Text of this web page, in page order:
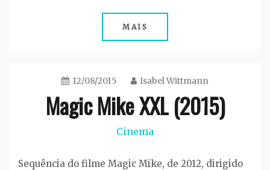
MAIS
12/08/2015 Isabel Wittmann
Magic Mike XXL (2015)
Cinema
Sequência do filme Magic Mike, de 2012, dirigido